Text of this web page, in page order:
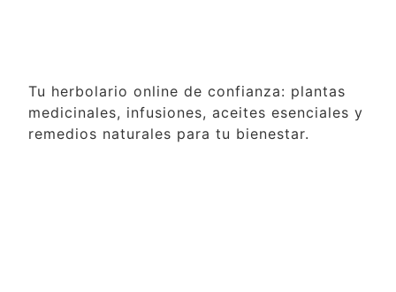
Tu herbolario online de confianza: plantas
medicinales, infusiones, aceites esenciales y
remedios naturales para tu bienestar.